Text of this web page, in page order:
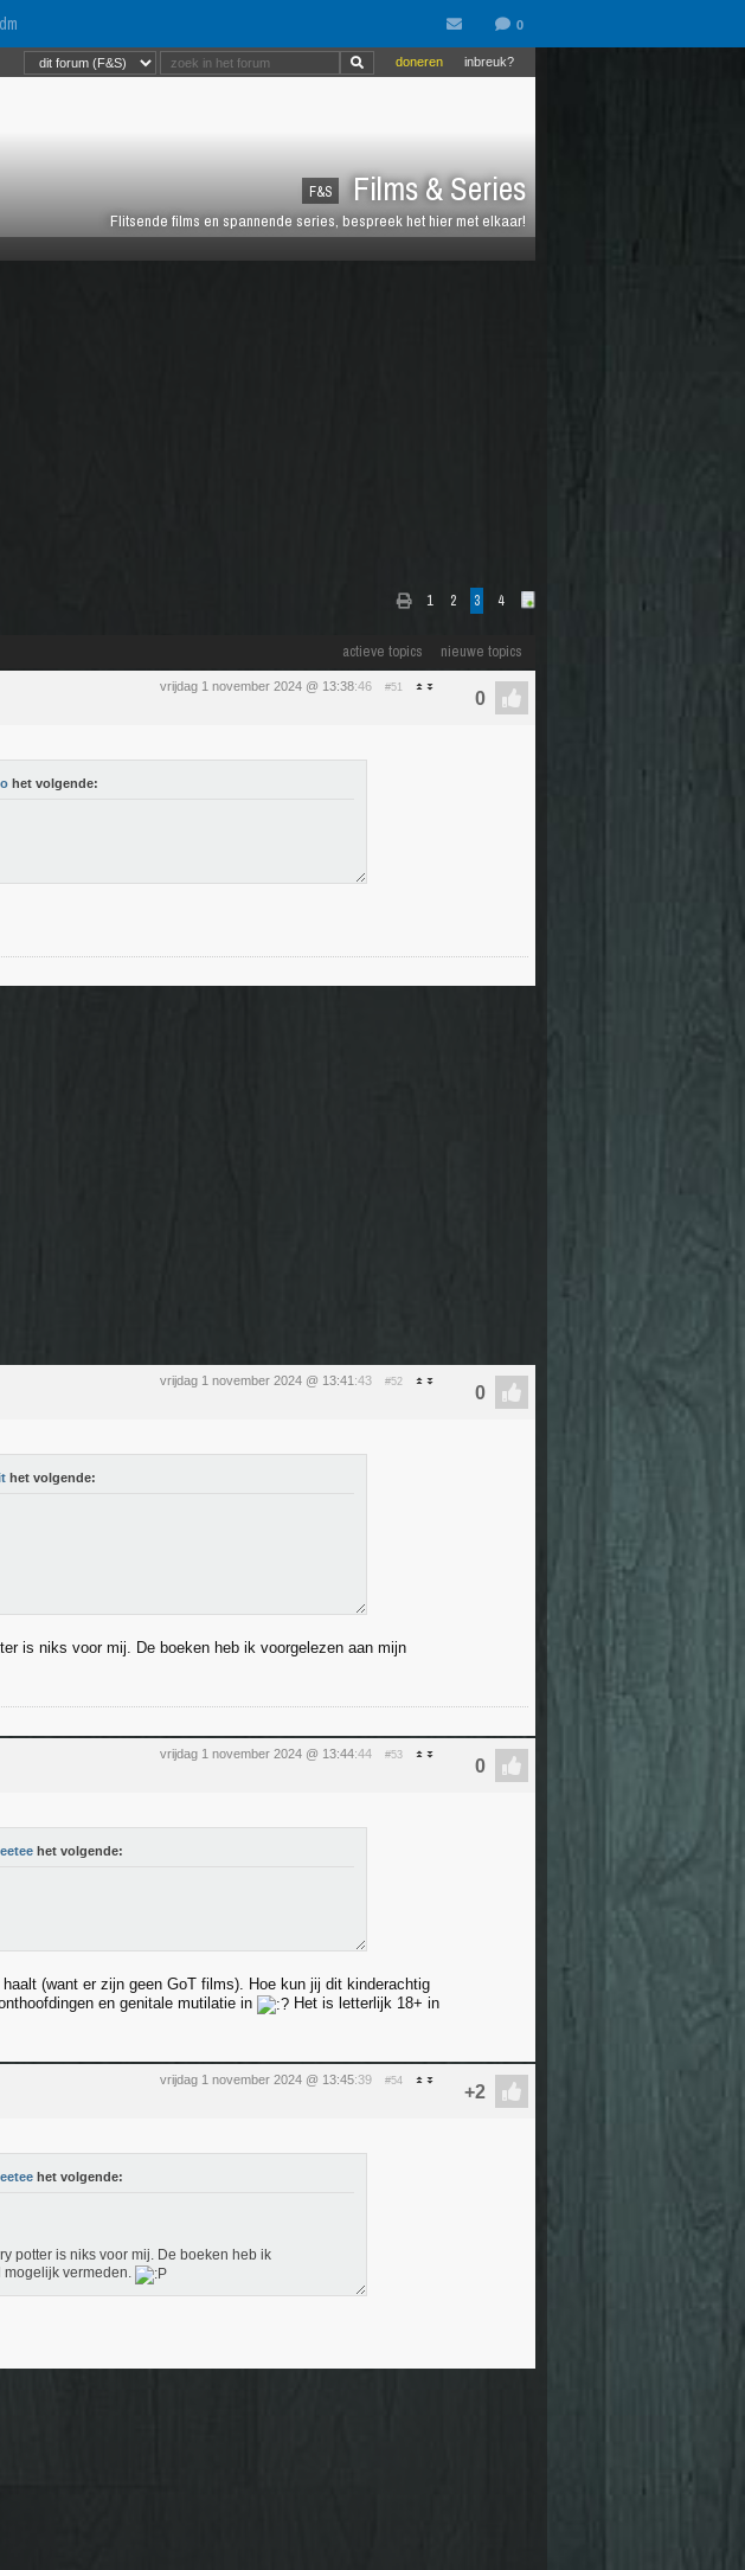
dm
F&S Films & Series
Flitsende films en spannende series, bespreek het hier met elkaar!
inbreuk?
doneren
1 2 3 4
actieve topics nieuwe topics
vrijdag 1 november 2024 @ 13:38:46 #51
het volgende:
vrijdag 1 november 2024 @ 13:41 :43 #52
het volgende:
is niks voor mij. De boeken heb ik voorgelezen aan mijn
vrijdag 1 november 2024 @ 13:44:44 #53
het volgende:
(want er zijn geen GoT films). Hoe kun jij dit kinderachtig
en genitale mutilatie in
Het is letterlijk 18+ in
vrijdag 1 november 2024 @ 13:45:39 #54
het volgende:
potter is niks voor mij. De boeken heb ik
vermeden.